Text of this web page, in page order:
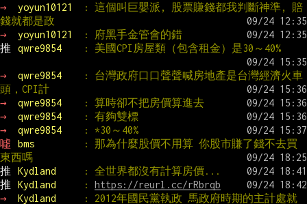
→
yoyun10121
: 這個叫巨嬰派, 股票賺錢都我判斷神準, 賠
錢就都是政
→
yoyun10121
: 府黑手金管會的錯
推
qwre9854 : 美國CPI房屋類（包含租金）是30～40%
→ qwre9854
: 台灣政府口口聲聲喊房地產是台灣經濟火車
頭，CPI計
→
qwre9854
: 算時卻不把房價算進去
→
qwre9854
: 有夠雙標
→
qwre9854
: *30～40%
噓
bms
: 那為什麼股價不用算 你股市賺了錢不去買
東西嗎
推
Kydland
: 全世界都沒有計算房價...
推
Kydland : https://reurl.cc/rRbrqb
→
Kydland
: 2012年國民黨執政 馬政府時期的主計處就